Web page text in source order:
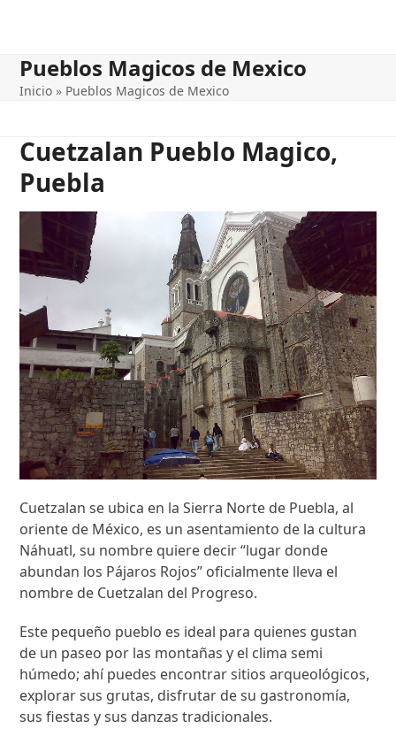
Pueblos Magicos de Mexico
Inicio » Pueblos Magicos de Mexico
Cuetzalan Pueblo Magico,
Puebla
Cuetzalan se ubica en la Sierra Norte de Puebla, al
oriente de México, es un asentamiento de la cultura
Náhuatl, su nombre quiere decir “lugar donde
abundan los Pájaros Rojos” oficialmente lleva el
nombre de Cuetzalan del Progreso.
Este pequeño pueblo es ideal para quienes gustan
de un paseo por las montañas y el clima semi
húmedo; ahí puedes encontrar sitios arqueológicos,
explorar sus grutas, disfrutar de su gastronomía,
sus fiestas y sus danzas tradicionales.